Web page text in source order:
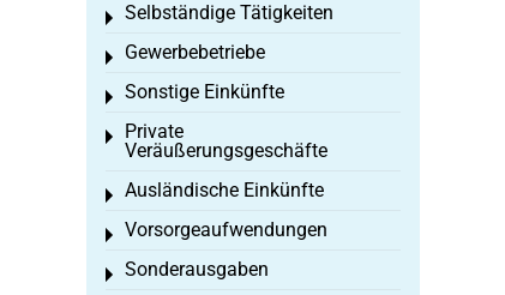
Selbständige Tätigkeiten
Toggle menu
Gewerbebetriebe
Toggle menu
Sonstige Einkünfte
Toggle menu
Private
Veräußerungsgeschäfte
Toggle menu
Ausländische Einkünfte
Toggle menu
Vorsorgeaufwendungen
Toggle menu
Sonderausgaben
Toggle menu